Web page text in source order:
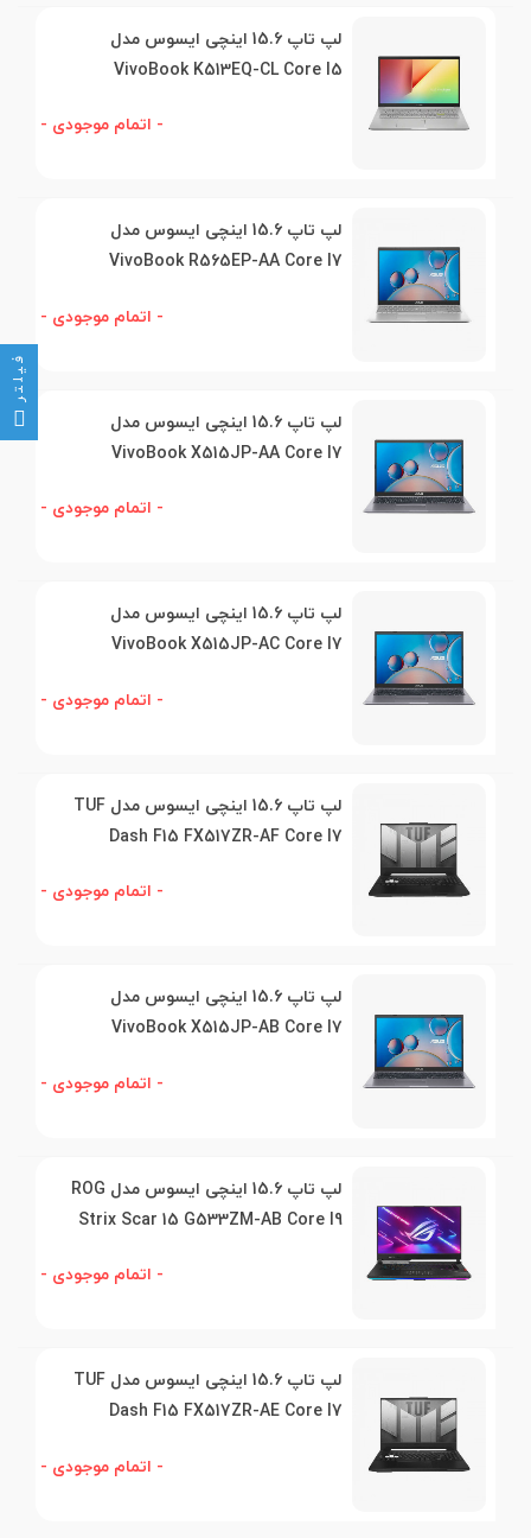
لپ تاپ 15.6 اینچی ایسوس مدل
VivoBook K513EQ-CL Core I5
- اتمام موجودی -
لپ تاپ 15.6 اینچی ایسوس مدل
VivoBook R565EP-AA Core I7
- اتمام موجودی -
لپ تاپ 15.6 اینچی ایسوس مدل
VivoBook X515JP-AA Core I7
- اتمام موجودی -
لپ تاپ 15.6 اینچی ایسوس مدل
VivoBook X515JP-AC Core I7
- اتمام موجودی -
لپ تاپ 15.6 اینچی ایسوس مدل TUF
Dash F15 FX517ZR-AF Core I7
- اتمام موجودی -
لپ تاپ 15.6 اینچی ایسوس مدل
VivoBook X515JP-AB Core I7
- اتمام موجودی -
لپ تاپ 15.6 اینچی ایسوس مدل ROG
Strix Scar 15 G533ZM-AB Core I9
- اتمام موجودی -
لپ تاپ 15.6 اینچی ایسوس مدل TUF
Dash F15 FX517ZR-AE Core I7
- اتمام موجودی -
فیلتر